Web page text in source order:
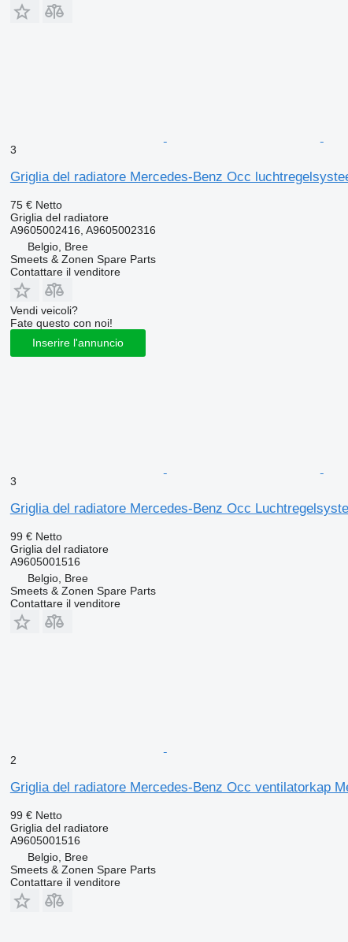
3
Griglia del radiatore Mercedes-Benz Occ
75 € Netto
Griglia del radiatore
A9605002416, A9605002316
Belgio, Bree
Smeets & Zonen Spare Parts
Contattare il venditore
Vendi veicoli?
Fate questo con noi!
Inserire l'annuncio
3
Griglia del radiatore Mercedes-Benz Occ
99 € Netto
Griglia del radiatore
A9605001516
Belgio, Bree
Smeets & Zonen Spare Parts
Contattare il venditore
2
Griglia del radiatore Mercedes-Benz Occ ventilatorkap
99 € Netto
Griglia del radiatore
A9605001516
Belgio, Bree
Smeets & Zonen Spare Parts
Contattare il venditore